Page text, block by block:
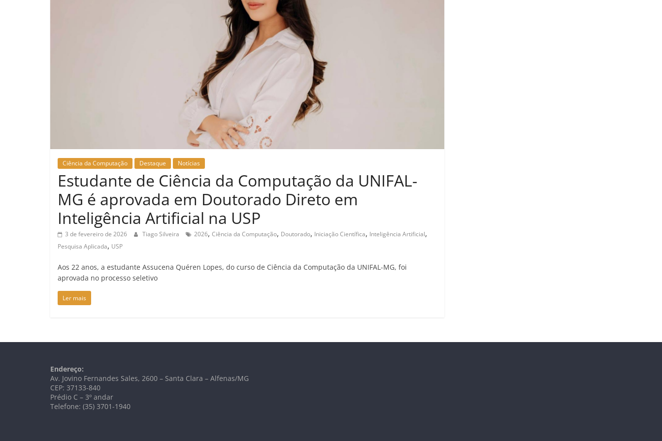
Ciência da Computação Destaque Notícias
Estudante de Ciência da Computação da UNIFAL-
MG é aprovada em Doutorado Direto em
Inteligência Artificial na USP
3 de fevereiro de 2026 Tiago Silveira 2026, Ciência da Computação, Doutorado, Iniciação Científica, Inteligência Artificial,
Pesquisa Aplicada, USP
Aos 22 anos, a estudante Assucena Quéren Lopes, do curso de Ciência da Computação da UNIFAL-MG, foi
aprovada no processo seletivo
Ler mais
Endereço:
Av. Jovino Fernandes Sales, 2600 – Santa Clara – Alfenas/MG
CEP: 37133-840
Prédio C – 3º andar
Telefone: (35) 3701-1940